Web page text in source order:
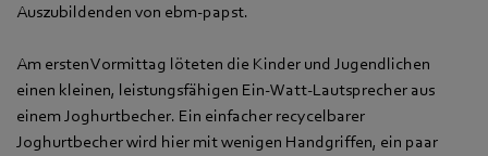
Auszubildenden von ebm-papst.
Am ersten Vormittag löteten die Kinder und Jugendlichen
einen kleinen, leistungsfähigen Ein-Watt-Lautsprecher aus
einem Joghurtbecher. Ein einfacher recycelbarer
Joghurtbecher wird hier mit wenigen Handgriffen, ein paar